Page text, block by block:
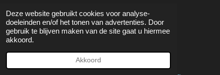
Deze website gebruikt cookies voor analyse-
doeleinden en/of het tonen van advertenties. Door
gebruik te blijven maken van de site gaat u hiermee
akkoord.
Akkoord
54.